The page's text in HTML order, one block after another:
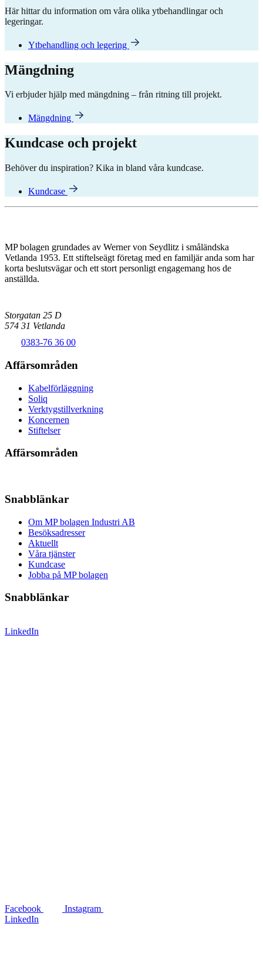
Här hittar du information om våra olika ytbehandlingar och
legeringar.
Ytbehandling och legering
Mängdning
Vi erbjuder hjälp med mängdning – från ritning till projekt.
Mängdning
Kundcase och projekt
Behöver du inspiration? Kika in bland våra kundcase.
Kundcase
MP bolagen grundades av Werner von Seydlitz i småländska
Vetlanda 1953. Ett stiftelseägt företag med en familjär anda som har
korta beslutsvägar och ett stort personligt engagemang hos de
anställda.
Storgatan 25 D
574 31 Vetlanda
0383-76 36 00
Affärsområden
Kabelförläggning
Soliq
Verktygstillverkning
Koncernen
Stiftelser
Affärsområden
Snabblänkar
Om MP bolagen Industri AB
Besöksadresser
Aktuellt
Våra tjänster
Kundcase
Jobba på MP bolagen
Snabblänkar
LinkedIn
Facebook
Instagram
LinkedIn